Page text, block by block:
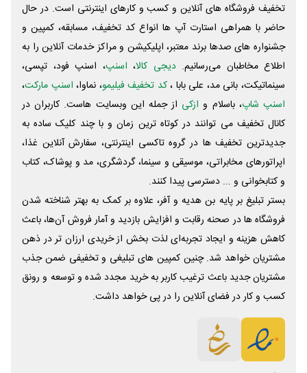
تخفیف فروشگاه های آنلاین و کسب و‌ کارهای اینترنتی است. در حال
حاضر با همراهی استارت آپ ها انواع کد تخفیف، مسابقه، کمپین و
جشنواره های صدها برند معتبر، اپلیکیشن و مراکز خدمات آنلاین را به
اطلاع مخاطبان می‌رسانیم. دیجی کالا، اسنپ، اسنپ فود، تپسی،
سینماتیکت، بانی مد، علی‌ بابا ،کد تخفیف فیلیمو، نماوا، اسنپ مارکت،
اسنپ شاپ، باسلام و ازکی از جمله این وبسایت ‌هاست. کاربران در
کانال تخفیف می توانند در کوتاه ترین زمان و با چند کلیک ساده به
جدیدترین تخفیف ها در گروه تاکسی اینترنتی، سفارش آنلاین غذا،
اپراتورهای مخابراتی، موسیقی و سینما، گردشگری، مد و پوشاک، کتاب
و کتابخوانی و ... دسترسی پیدا کنند.
بستر تبلیغ بر پایه بن هدیه و آفر، علاوه بر کمک به بهتر شناخته شدن
فروشگاه ها در صحنه رقابت و افزایش بازدید و آمار فروش آن‌ها، باعث
کاهش هزینه و ایجاد تجربه‌ای لذت بخش از خریدی ارزان تر در ذهن
مشتریان خواهد شد. چنین کمپین های تبلیغی و تخفیفی ضمن جذب
مشتریان جدید باعث ترغیب کاربر به خرید مجدد شده و توسعه و رونق
کسب و کار در فضای آنلاین را در پی خواهد داشت.